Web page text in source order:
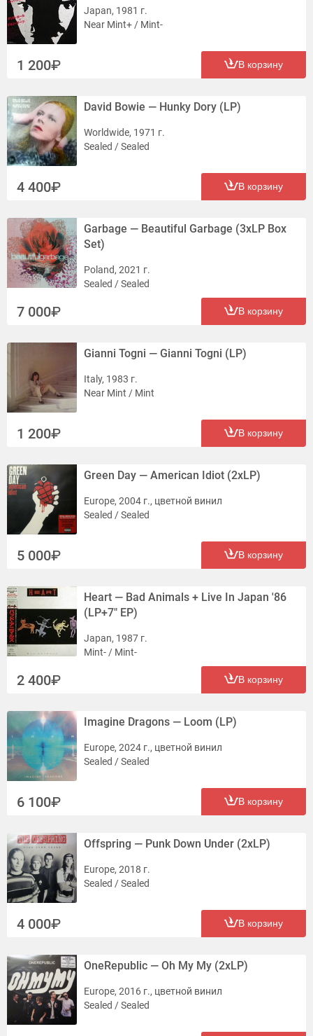
Japan, 1981 г.
Near Mint+ / Mint-
1 200 В корзину
David Bowie — Hunky Dory (LP)
Worldwide, 1971 г.
Sealed / Sealed
4 400 В корзину
Garbage — Beautiful Garbage (3xLP Box
Set)
Poland, 2021 г.
Sealed / Sealed
7 000 В корзину
Gianni Togni — Gianni Togni (LP)
Italy, 1983 г.
Near Mint / Mint
1 200 В корзину
Green Day — American Idiot (2xLP)
Europe, 2004 г., цветной винил
Sealed / Sealed
5 000 В корзину
Heart — Bad Animals + Live In Japan '86
(LP+7" EP)
Japan, 1987 г.
Mint- / Mint-
2 400 В корзину
Imagine Dragons — Loom (LP)
Europe, 2024 г., цветной винил
Sealed / Sealed
6 100 В корзину
Offspring — Punk Down Under (2xLP)
Europe, 2018 г.
Sealed / Sealed
4 000 В корзину
OneRepublic — Oh My My (2xLP)
Europe, 2016 г., цветной винил
Sealed / Sealed